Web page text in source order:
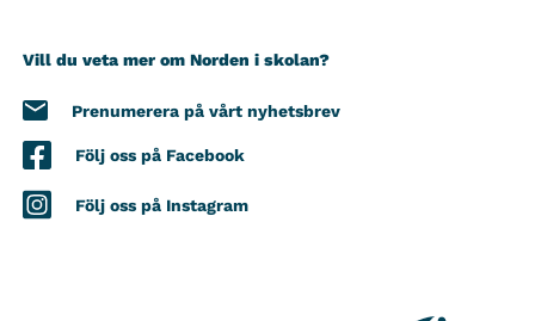
Vill du veta mer om Norden i skolan?
Prenumerera på vårt nyhetsbrev
Följ oss på Facebook
Följ oss på Instagram